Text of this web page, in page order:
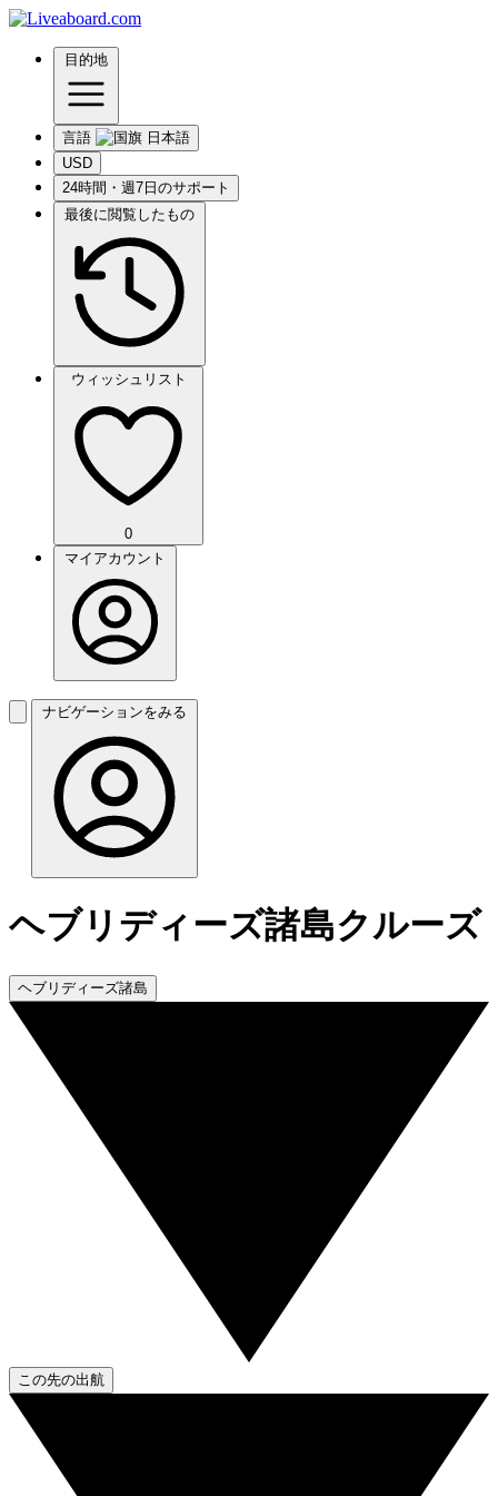
目的地
言語
USD
24時間・週7日のサポート
最後に閲覧したもの
ウィッシュリスト
0
マイアカウント
ナビゲーションをみる
ヘブリディーズ諸島クルーズ
ヘブリディーズ諸島
この先の出航